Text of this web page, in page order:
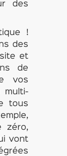
des
!
des
et
de
vos
multi-
tous
zéro,
vont